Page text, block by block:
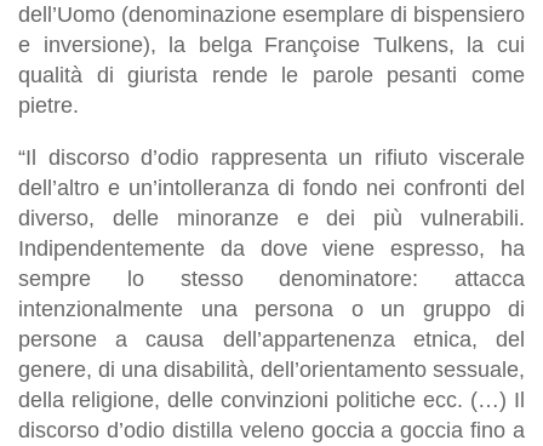
dell’Uomo (denominazione esemplare di bispensiero
e inversione), la belga Françoise Tulkens, la cui
qualità di giurista rende le parole pesanti come
pietre.
“Il discorso d’odio rappresenta un rifiuto viscerale
dell’altro e un’intolleranza di fondo nei confronti del
diverso, delle minoranze e dei più vulnerabili.
Indipendentemente da dove viene espresso, ha
sempre lo stesso denominatore: attacca
intenzionalmente una persona o un gruppo di
persone a causa dell’appartenenza etnica, del
genere, di una disabilità, dell’orientamento sessuale,
della religione, delle convinzioni politiche ecc. (…) Il
discorso d’odio distilla veleno goccia a goccia fino a